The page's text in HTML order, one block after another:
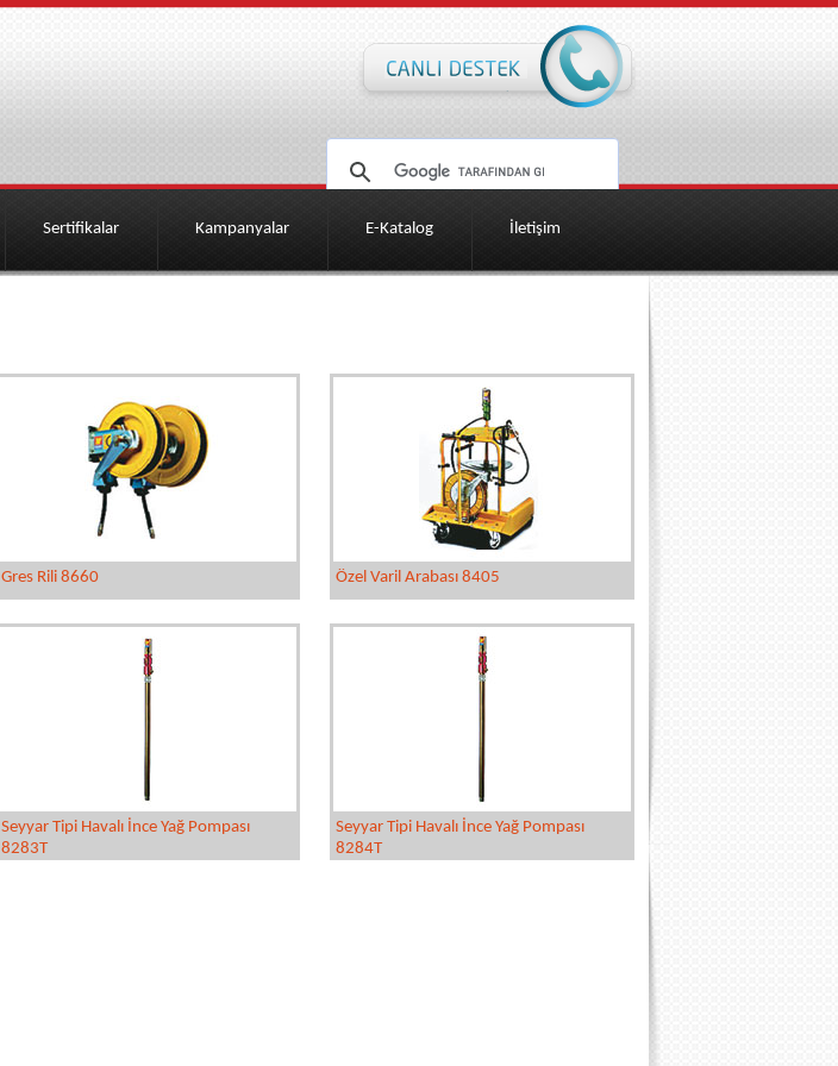
Sertifikalar Kampanyalar E-Katalog İletişim
Gres Rili 8660 Özel Varil Arabası 8405
Seyyar Tipi Havalı İnce Yağ Pompası
8283T
Seyyar Tipi Havalı İnce Yağ Pompası
8284T